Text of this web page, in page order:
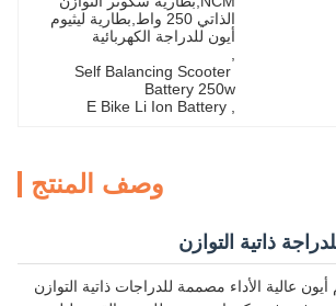
أيون للدراجة الكهربائية
Self Balancing Scooter
Battery 250w
E Bike Li Ion Battery
وصف المنتج
عالية الأداء مصممة للدراجات ذاتية التوازن